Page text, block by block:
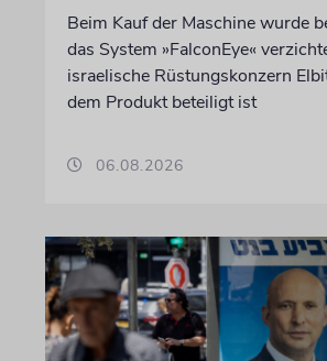
Beim Kauf der Maschine wurde
das System »FalconEye«
israelische Rüstungskonzern
dem Produkt beteiligt ist
06.08.2026